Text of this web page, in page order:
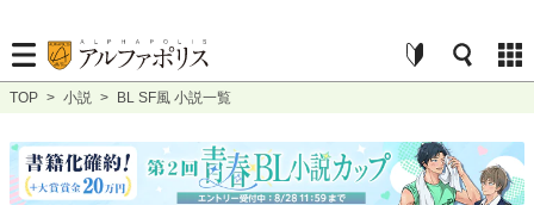
TOP > 小説 > BL SF風 小説一覧